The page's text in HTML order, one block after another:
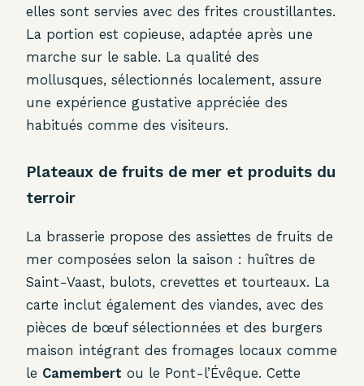
elles sont servies avec des frites croustillantes.
La portion est copieuse, adaptée après une
marche sur le sable. La qualité des
mollusques, sélectionnés localement, assure
une expérience gustative appréciée des
habitués comme des visiteurs.
Plateaux de fruits de mer et produits du
terroir
La brasserie propose des assiettes de fruits de
mer composées selon la saison : huîtres de
Saint-Vaast, bulots, crevettes et tourteaux. La
carte inclut également des viandes, avec des
pièces de bœuf sélectionnées et des burgers
maison intégrant des fromages locaux comme
le Camembert ou le Pont-l’Évêque. Cette